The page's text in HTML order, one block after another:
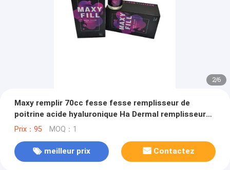
2/6
Maxy remplir 70cc fesse fesse remplisseur de
poitrine acide hyaluronique Ha Dermal remplisseur
effet durable
Prix：95 MOQ：1
meilleur prix Contactez